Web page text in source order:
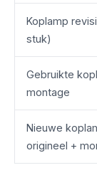
Koplamp
stuk)
Gebruikte
montage
Nieuwe
origineel +